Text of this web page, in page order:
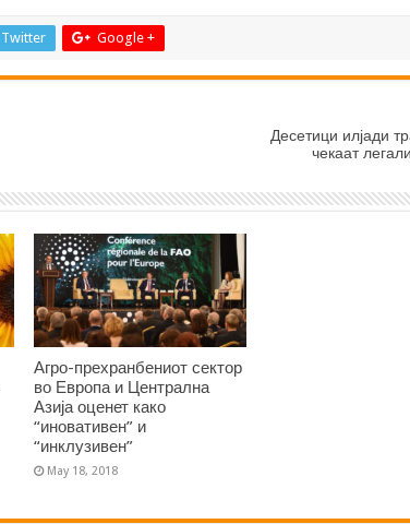
Twitter Google +
Десетици илјади
чекаат
Агро-прехранбениот сектор
во Европа и Централна
Азија оценет како
“иновативен” и
“инклузивен”
May 18, 2018